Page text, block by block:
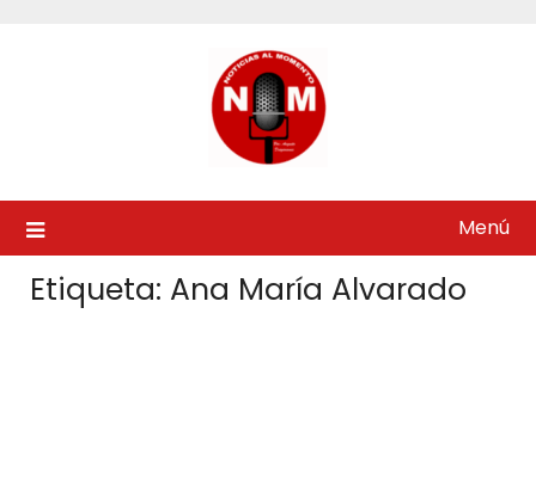
Menú
Etiqueta: Ana María Alvarado